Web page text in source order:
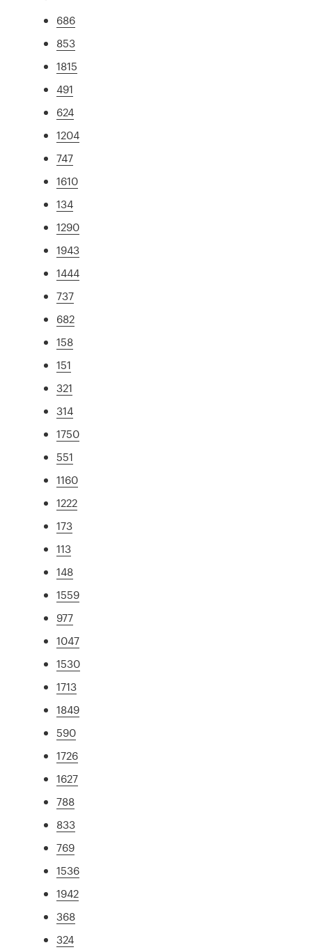
686
853
1815
491
624
1204
747
1610
134
1290
1943
1444
737
682
158
151
321
314
1750
551
1160
1222
173
113
148
1559
977
1047
1530
1713
1849
590
1726
1627
788
833
769
1536
1942
368
324